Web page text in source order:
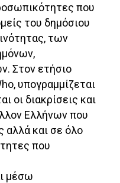
που
του δημόσιου
των
Στον ετήσιο
υπογραμμίζεται
οι διακρίσεις και
Ελλήνων που
αλλά και σε όλο
που
μέσω